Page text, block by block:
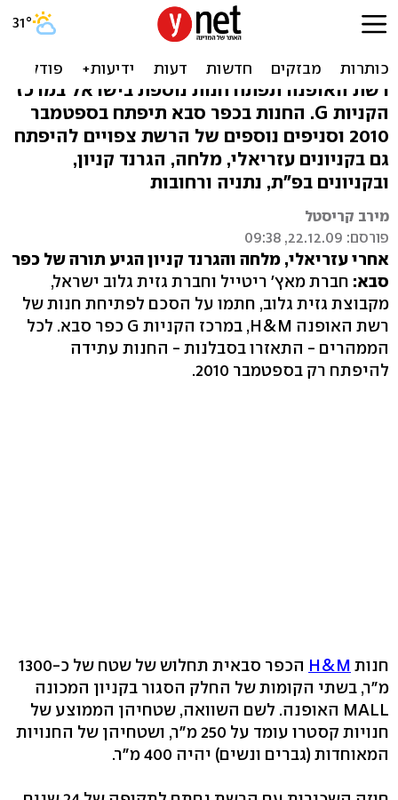
חנות של רשת H&M תיפתח
רשת האופנה תפתח חנות נוספת בישראל במרכז
הקניות G. החנות בכפר סבא תיפתח בספטמבר
2010 וסניפים נוספים של הרשת צפויים להיפתח
גם בקניונים עזריאלי, מלחה, הגרנד קניון,
ובקניונים בפ"ת, נתניה ורחובות
מירב קריסטל
פורסם: 22.12.09, 09:38
אחרי עזריאלי, מלחה והגרנד קניון הגיע תורה של כפר
סבא: חברת מאץ' ריטייל וחברת גזית גלוב ישראל,
מקבוצת גזית גלוב, חתמו על הסכם לפתיחת חנות של
רשת האופנה H&M, במרכז הקניות G כפר סבא. לכל
הממהרים - התאזרו בסבלנות - החנות עתידה
להיפתח רק בספטמבר 2010.
חנות H&M
הכפר סבאית תחלוש של שטח של כ-1300
מ"ר, בשתי הקומות של החלק הסגור בקניון המכונה
MALL האופנה. לשם השוואה, שטחיהן הממוצע של
חנויות קסטרו עומד על 250 מ"ר, ושטחיהן של החנויות
המאוחדות (גברים ונשים) יהיה 400 מ"ר.